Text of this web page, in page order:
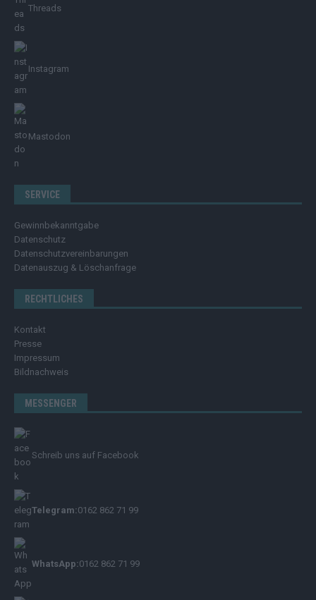
Threads
Instagram
Mastodon
SERVICE
Gewinnbekanntgabe
Datenschutz
Datenschutzvereinbarungen
Datenauszug & Löschanfrage
RECHTLICHES
Kontakt
Presse
Impressum
Bildnachweis
MESSENGER
Schreib uns auf Facebook
Telegram:0162 862 71 99
WhatsApp:0162 862 71 99